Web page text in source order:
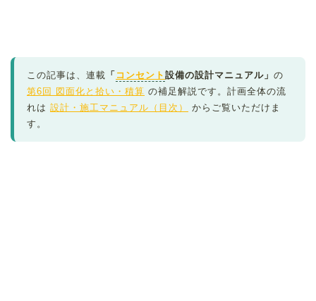
この記事は、連載 「 コンセント 設備の設計マニュアル」 の
第6回 図面化と拾い・積算 の補足解説です。計画全体の流
れは 設計・施工マニュアル（目次）
からご覧いただけま
す。